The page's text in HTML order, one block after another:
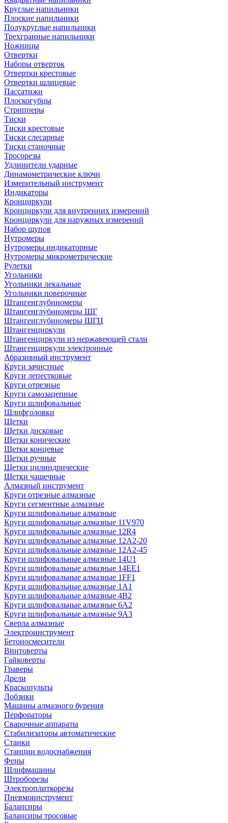
Круглые напильники
Плоские напильники
Полукруглые напильники
Трехгранные напильники
Ножницы
Отвертки
Наборы отверток
Отвертки крестовые
Отвертки шлицевые
Пассатижи
Плоскогубцы
Стрипперы
Тиски
Тиски крестовые
Тиски слесарные
Тиски станочные
Тросорезы
Удлинители ударные
Динамометрические ключи
Измерительный инструмент
Индикаторы
Кронциркули
Кронциркули для внутренних измерений
Кронциркули для наружных измерений
Набор щупов
Нутромеры
Нутромеры индикаторные
Нутромеры микрометрические
Рулетки
Угольники
Угольники лекальные
Угольники поверочные
Штангенглубиномеры
Штангенглубиномеры ШГ
Штангенглубиномеры ШГЦ
Штангенциркули
Штангенциркули из нержавеющей стали
Штангенциркули электронные
Абразивный инструмент
Круги зачистные
Круги лепестковые
Круги отрезные
Круги самозацепные
Круги шлифовальные
Шлифголовки
Щетки
Щетки дисковые
Щетки конические
Щетки концевые
Щетки ручные
Щетки цилиндрические
Щетки чашечные
Алмазный инструмент
Круги отрезные алмазные
Круги сегментные алмазные
Круги шлифовальные алмазные
Круги шлифовальные алмазные 11V970
Круги шлифовальные алмазные 12R4
Круги шлифовальные алмазные 12А2-20
Круги шлифовальные алмазные 12А2-45
Круги шлифовальные алмазные 14U1
Круги шлифовальные алмазные 14ЕЕ1
Круги шлифовальные алмазные 1FF1
Круги шлифовальные алмазные 1А1
Круги шлифовальные алмазные 4В2
Круги шлифовальные алмазные 6A2
Круги шлифовальные алмазные 9А3
Сверла алмазные
Электроинструмент
Бетоносмесители
Винтоверты
Гайковерты
Граверы
Дрели
Краскопульты
Лобзики
Машины алмазного бурения
Перфораторы
Сварочные аппараты
Стабилизаторы автоматические
Станки
Станции водоснабжения
Фены
Шлифмашины
Штроборезы
Электроплиткорезы
Пневмоинструмент
Балансиры
Балансиры тросовые